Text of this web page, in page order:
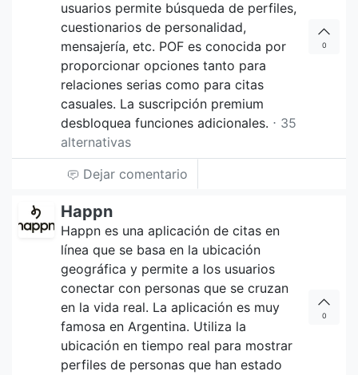
usuarios permite búsqueda de perfiles,
cuestionarios de personalidad,
mensajería, etc. POF es conocida por
proporcionar opciones tanto para
relaciones serias como para citas
casuales. La suscripción premium
desbloquea funciones adicionales. ⋅ 35
alternativas
0
Dejar comentario
Happn
Happn es una aplicación de citas en
línea que se basa en la ubicación
geográfica y permite a los usuarios
conectar con personas que se cruzan
en la vida real. La aplicación es muy
famosa en Argentina. Utiliza la
ubicación en tiempo real para mostrar
perfiles de personas que han estado
0